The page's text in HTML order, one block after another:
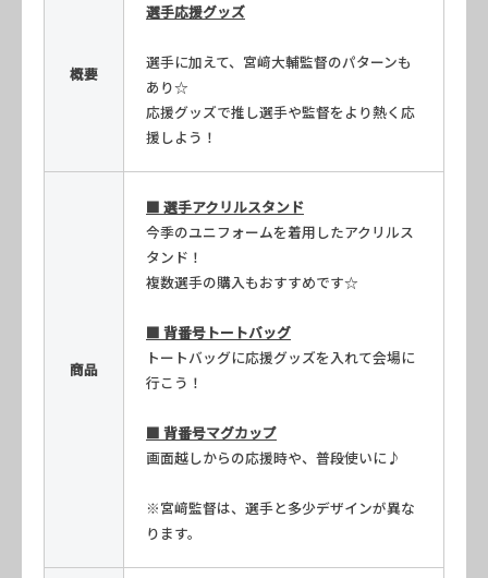
概要
選手応援グッズ
選手に加えて、宮﨑大輔監督のパターンも
あり☆
応援グッズで推し選手や監督をより熱く応
援しよう！
商品
■ 選手アクリルスタンド
今季のユニフォームを着用したアクリルス
タンド！
複数選手の購入もおすすめです☆
■ 背番号トートバッグ
トートバッグに応援グッズを入れて会場に
行こう！
■ 背番号マグカップ
画面越しからの応援時や、普段使いに♪
※宮﨑監督は、選手と多少デザインが異な
ります。